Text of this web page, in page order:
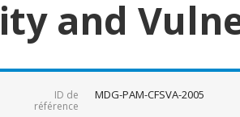
and
ID de
référence
MDG-PAM-CFSVA-2005